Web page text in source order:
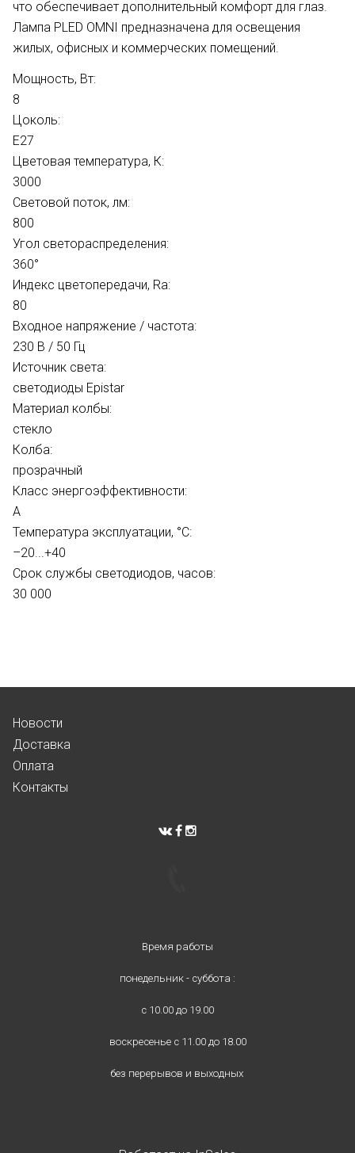
что обеспечивает дополнительный комфорт для глаз.
Лампа PLED OMNI предназначена для освещения
жилых, офисных и коммерческих помещений.
Мощность, Вт:
8
Цоколь:
E27
Цветовая температура, К:
3000
Световой поток, лм:
800
Угол светораспределения:
360°
Индекс цветопередачи, Ra:
80
Входное напряжение / частота:
230 В / 50 Гц
Источник света:
светодиоды Epistar
Материал колбы:
стекло
Колба:
прозрачный
Класс энергоэффективности:
A
Температура эксплуатации, °С:
–20...+40
Срок службы светодиодов, часов:
30 000
Новости
Доставка
Оплата
Контакты
Время работы
понедельник - суббота :
с 10.00 до 19.00
воскресенье с 11.00 до 18.00
без перерывов и выходных